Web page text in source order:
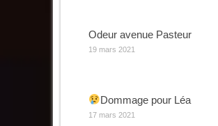
Odeur avenue Pasteur
19 mars 2021
Dommage pour Léa
17 mars 2021